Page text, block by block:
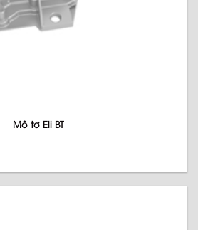
Mô tơ Eli BT